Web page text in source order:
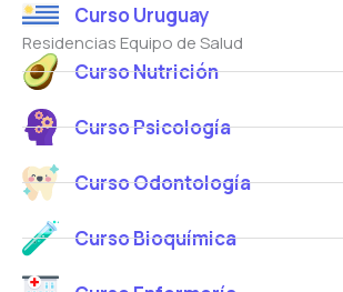
Curso Uruguay
Residencias Equipo de Salud
Curso Nutrición
Curso Psicología
Curso Odontología
Curso Bioquímica